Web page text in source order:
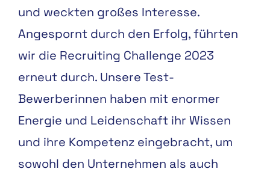
und weckten großes Interesse.
Angespornt durch den Erfolg, führten
wir die Recruiting Challenge 2023
erneut durch. Unsere Test-
Bewerberinnen haben mit enormer
Energie und Leidenschaft ihr Wissen
und ihre Kompetenz eingebracht, um
sowohl den Unternehmen als auch